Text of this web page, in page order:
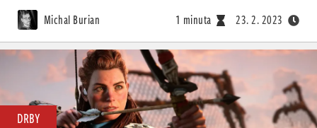
Michal Burian 1 minuta 23. 2. 2023
DRBY